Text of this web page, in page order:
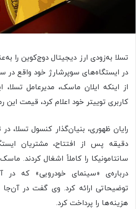
تسلا به‌زودی ارز دیجیتال دو‌ج‌کوین را
در ایستگاه‌های سوپرشارژ خود واقع در
از اینکه ایلان ماسک، مدیرعامل
کاربری توییتر خود اعلام کرد، قیمت این
دقیقه پس از افتتاح، مشتریان
سانتا‌مونیکا را کاملاً اشغال کردند.
درباره‌ی «سینمای خودرویی» که در
توضیحاتی ارائه کرد. وی گفت در‌ آن‌‌جا
هزینه‌ها را پرداخت کرد.